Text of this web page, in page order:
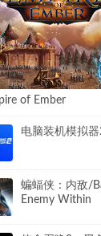
of Ember
电脑装机模拟器
蝙蝠侠：内敌/
Enemy Within